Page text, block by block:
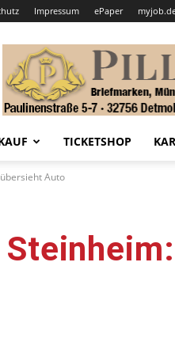
Impressum ePaper
TICKETSHOP
Auto